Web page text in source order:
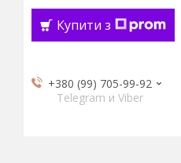
Купити з
+380 (99) 705-99-92
Telegram и Viber